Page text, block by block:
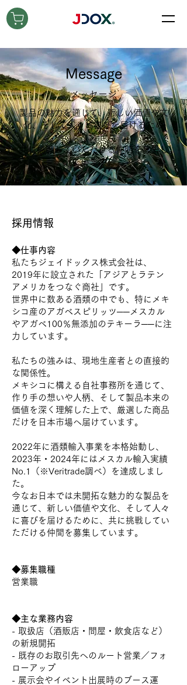
Message
メッセージ
製品の魅力を通じて、新しい価値や文
化、そして人々に喜びを届けるため
に、
共に挑戦していただける仲間を募集し
ています。
​採用情報
◆仕事内容
私たちジェイドックス株式会社は、
2019年に設立された「アジアとラテン
アメリカをつなぐ商社」です。
世界中に数ある酒類の中でも、特にメキ
シコ産のアガベスピリッツ──メスカル
やアガベ100％無添加のテキーラ──に注
力しています。
私たちの強みは、現地生産者との直接的
な関係性。
メキシコに構える自社事務所を通じて、
作り手の想いや人柄、そして製品本来の
価値を深く理解した上で、厳選した商品
だけを日本市場へ届けています。
2022年に酒類輸入事業を本格始動し、
2023年・2024年にはメスカル輸入実績
No.1（※Veritrade調べ）を達成しまし
た。
今なお日本では未開拓な魅力的な製品を
通じて、新しい価値や文化、そして人々
に喜びを届けるために、共に挑戦してい
ただける仲間を募集しています。
◆募集職種​
営業職
◆主な業務内容
- 取扱店（酒販店・問屋・飲食店など）
の新規開拓
- 既存のお取引先へのルート営業／フォ
ローアップ
- 展示会やイベント出展時のブース運